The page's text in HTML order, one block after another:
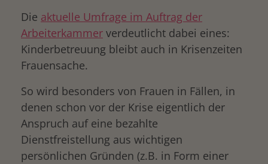
Die aktuelle Umfrage im Auftrag der
Arbeiterkammer verdeutlicht dabei eines:
Kinderbetreuung bleibt auch in Krisenzeiten
Frauensache.
So wird besonders von Frauen in Fällen, in
denen schon vor der Krise eigentlich der
Anspruch auf eine bezahlte
Dienstfreistellung aus wichtigen
persönlichen Gründen (z.B. in Form einer